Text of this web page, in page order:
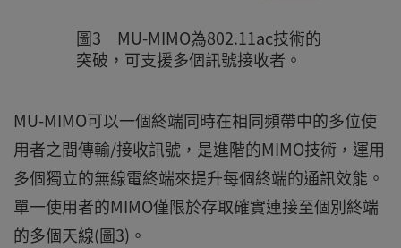
圖3 MU-MIMO為802.11ac技術的
突破，可支援多個訊號接收者。
MU-MIMO可以一個終端同時在相同頻帶中的多位使
用者之間傳輸/接收訊號，是進階的MIMO技術，運用
多個獨立的無線電終端來提升每個終端的通訊效能。
單一使用者的MIMO僅限於存取確實連接至個別終端
的多個天線(圖3)。